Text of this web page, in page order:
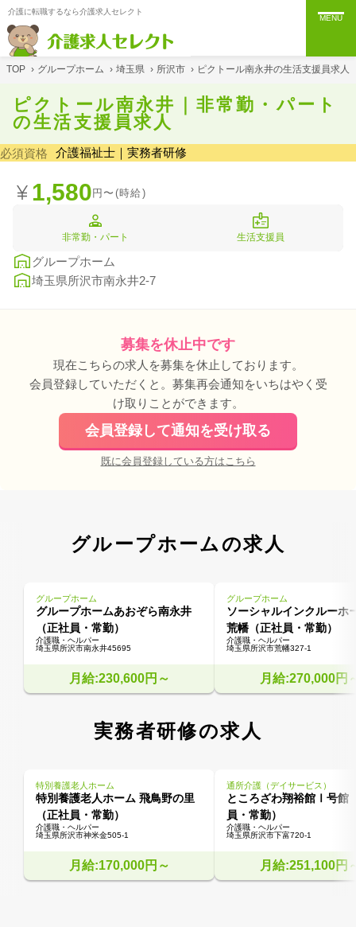
介護に転職するなら介護求人セレクト
MENU
TOP › グループホーム › 埼玉県 › 所沢市 › ピクトール南永井の生活支援員求人
ピクトール南永井｜非常勤・パート
の生活支援員求人
必須資格 介護福祉士｜実務者研修
1,580円〜(時給)
非常勤・パート 生活支援員
グループホーム
埼玉県所沢市南永井2-7
募集を休止中です
現在こちらの求人を募集を休止しております。
会員登録していただくと。募集再会通知をいちはやく受
け取りことができます。
会員登録して通知を受け取る
既に会員登録している方はこちら
グループホームの求人
グループホーム
グループホームあおぞら南永井
（正社員・常勤）
介護職・ヘルパー
埼玉県所沢市南永井45695
月給:230,600円～
グループホーム
ソーシャルインクルーホ
荒幡（正社員・常勤）
介護職・ヘルパー
埼玉県所沢市荒幡327-1
月給:270,000円
実務者研修の求人
特別養護老人ホーム
特別養護老人ホーム 飛鳥野の里
（正社員・常勤）
介護職・ヘルパー
埼玉県所沢市神米金505-1
月給:170,000円～
通所介護（デイサービス）
ところざわ翔裕館Ⅰ号館
員・常勤）
介護職・ヘルパー
埼玉県所沢市下富720-1
月給:251,100円